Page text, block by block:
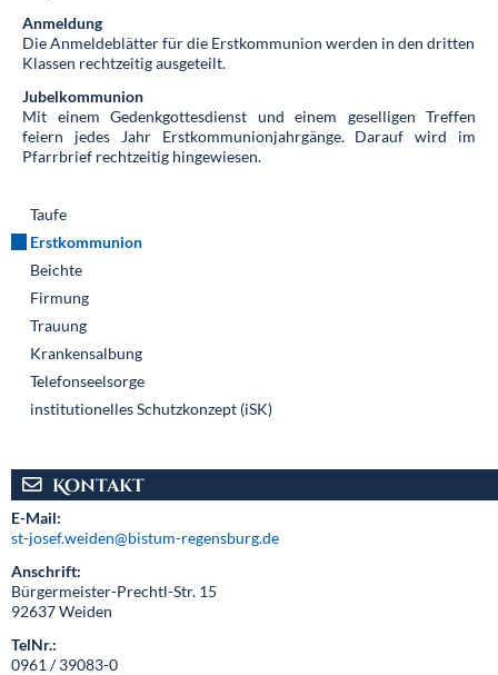
Anmeldung
Die Anmeldeblätter für die Erstkommunion werden in den dritten
Klassen rechtzeitig ausgeteilt.
Jubelkommunion
Mit einem Gedenkgottesdienst und einem geselligen Treffen
feiern jedes Jahr Erstkommunionjahrgänge. Darauf wird im
Pfarrbrief rechtzeitig hingewiesen.
Navigation
überspringen
Taufe
Erstkommunion
Beichte
Firmung
Trauung
Krankensalbung
Telefonseelsorge
institutionelles Schutzkonzept (iSK)
Kontakt
E-Mail:
st-josef.weiden@bistum-regensburg.de
Anschrift:
Bürgermeister-Prechtl-Str. 15
92637 Weiden
TelNr.:
0961 / 39083-0